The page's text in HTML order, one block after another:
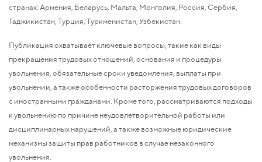
странах: Армения, Беларусь, Мальта, Монголия, Россия, Сербия,
Таджикистан, Турция, Туркменистан, Узбекистан.
Публикация охватывает ключевые вопросы, такие как виды
прекращения трудовых отношений, основания и процедуры
увольнения, обязательные сроки уведомления, выплаты при
увольнении, а также особенности расторжения трудовых договоров
с иностранными гражданами. Кроме того, рассматриваются подходы
к увольнению по причине неудовлетворительной работы или
дисциплинарных нарушений, а также возможные юридические
механизмы защиты прав работников в случае незаконного
увольнения.